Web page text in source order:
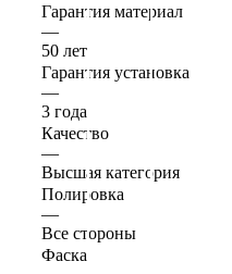
Гарантия материал
—
50 лет
Гарантия установка
—
3 года
Качество
—
Высшая категория
Полировка
—
Все стороны
Фаска